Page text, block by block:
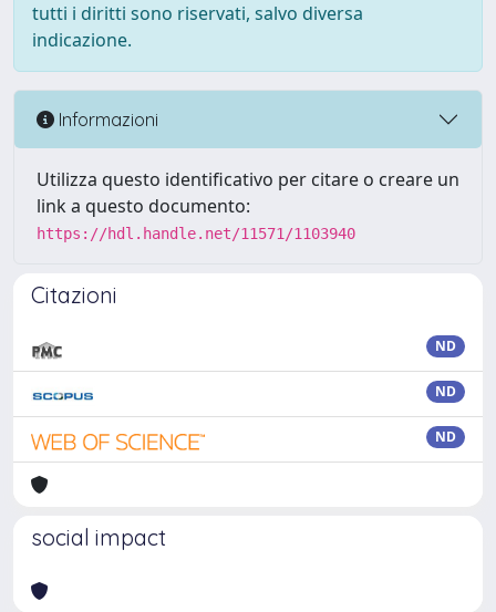
tutti i diritti sono riservati, salvo diversa
indicazione.
Informazioni
Utilizza questo identificativo per citare o creare un
link a questo documento:
https://hdl.handle.net/11571/1103940
Citazioni
ND
ND
ND
social impact